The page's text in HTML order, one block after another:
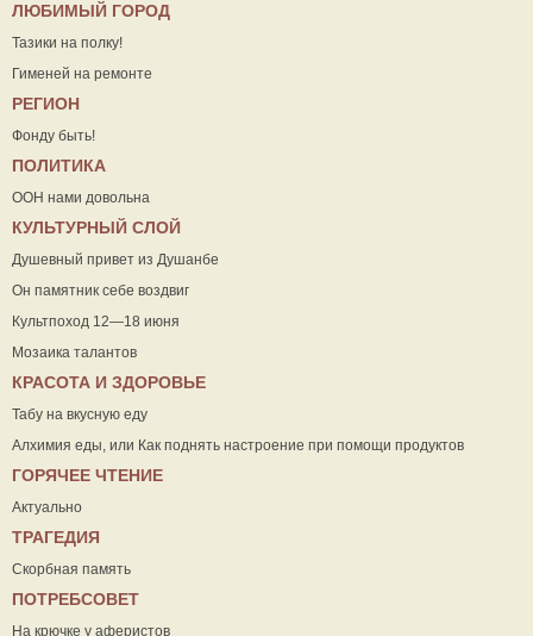
ЛЮБИМЫЙ ГОРОД
Тазики на полку!
Гименей на ремонте
РЕГИОН
Фонду быть!
ПОЛИТИКА
ООН нами довольна
КУЛЬТУРНЫЙ СЛОЙ
Душевный привет из Душанбе
Он памятник себе воздвиг
Культпоход 12—18 июня
Мозаика талантов
КРАСОТА И ЗДОРОВЬЕ
Табу на вкусную еду
Алхимия еды, или Как поднять настроение при помощи продуктов
ГОРЯЧЕЕ ЧТЕНИЕ
Актуально
ТРАГЕДИЯ
Скорбная память
ПОТРЕБСОВЕТ
На крючке у аферистов